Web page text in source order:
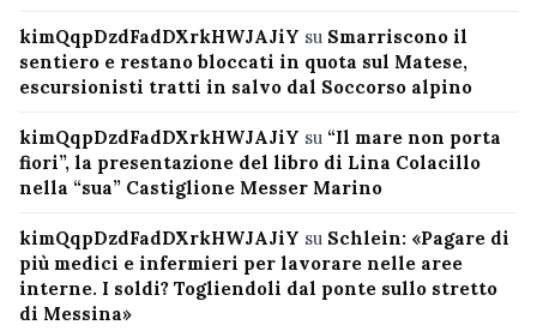
kimQqpDzdFadDXrkHWJAJiY su Smarriscono il
sentiero e restano bloccati in quota sul Matese,
escursionisti tratti in salvo dal Soccorso alpino
kimQqpDzdFadDXrkHWJAJiY su “Il mare non porta
fiori”, la presentazione del libro di Lina Colacillo
nella “sua” Castiglione Messer Marino
kimQqpDzdFadDXrkHWJAJiY su Schlein: «Pagare di
più medici e infermieri per lavorare nelle aree
interne. I soldi? Togliendoli dal ponte sullo stretto
di Messina»